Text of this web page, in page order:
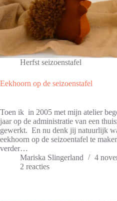
Herfst seizoenstafel
Eekhoorn op de seizoenstafel
Toen ik in 2005 met mijn atelier
jaar op de administratie van een
gewerkt. En nu denk jij natuurlijk
eekhoorn op de seizoentafel te
verder…
Mariska Slingerland
4
2 reacties